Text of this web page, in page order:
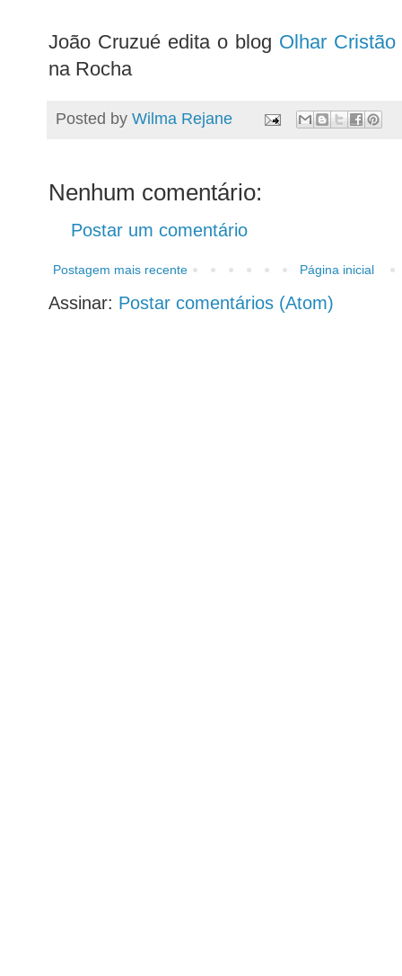
João Cruzué edita o blog Olhar Cristão
na Rocha
Posted by Wilma Rejane
Nenhum comentário:
Postar um comentário
Postagem mais recente Página inicial
Assinar: Postar comentários (Atom)